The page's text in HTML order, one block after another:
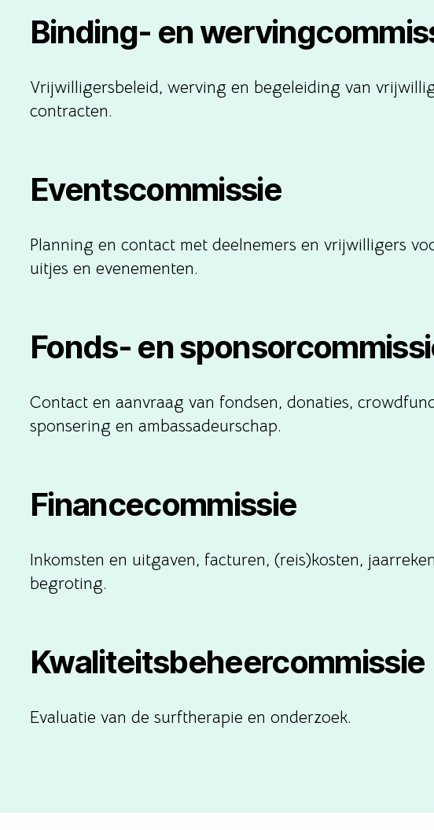
Binding- en
Vrijwilligersbeleid, werving en begeleiding van
contracten.
Eventscommissie
Planning en contact met deelnemers en vrijwilligers
uitjes en evenementen.
Fonds- en
Contact en aanvraag van fondsen, donaties,
sponsering en ambassadeurschap.
Financecommissie
Inkomsten en uitgaven, facturen, (reis)kosten,
begroting.
Kwaliteitsbeheercommissie
Evaluatie van de surftherapie en onderzoek.